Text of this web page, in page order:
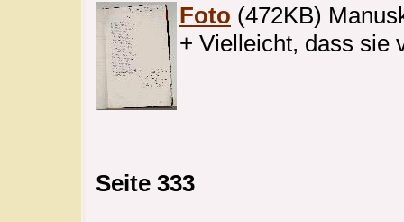
Foto (472KB)
+ Vielleicht, dass sie
Seite 333